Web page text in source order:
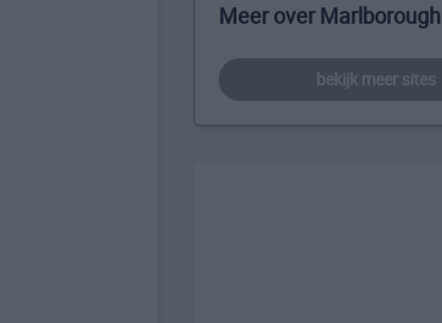
Meer over Marlborough
bekijk meer sites